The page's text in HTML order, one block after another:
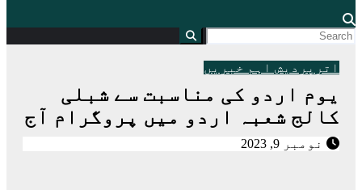
اترپردیش اہم خبریں
یوم اردو کی مناسبت سے شبلی
کالج شعبہ اردو میں پروگرام آج
نومبر 9, 2023